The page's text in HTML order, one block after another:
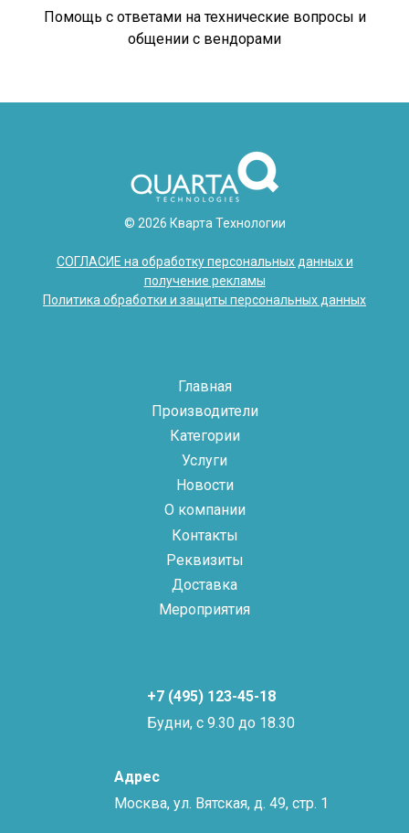
Помощь с ответами на технические вопросы и
общении с вендорами
© 2026 Кварта Технологии
СОГЛАСИЕ на обработку персональных данных и
получение рекламы
Политика обработки и защиты персональных данных
Главная
Производители
Категории
Услуги
Новости
О компании
Контакты
Реквизиты
Доставка
Мероприятия
+7 (495) 123-45-18
Будни, с 9.30 до 18.30
Адрес
Москва, ул. Вятская, д. 49, стр. 1